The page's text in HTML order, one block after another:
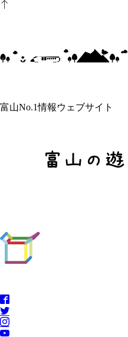
富山No.1情報ウェブサイト